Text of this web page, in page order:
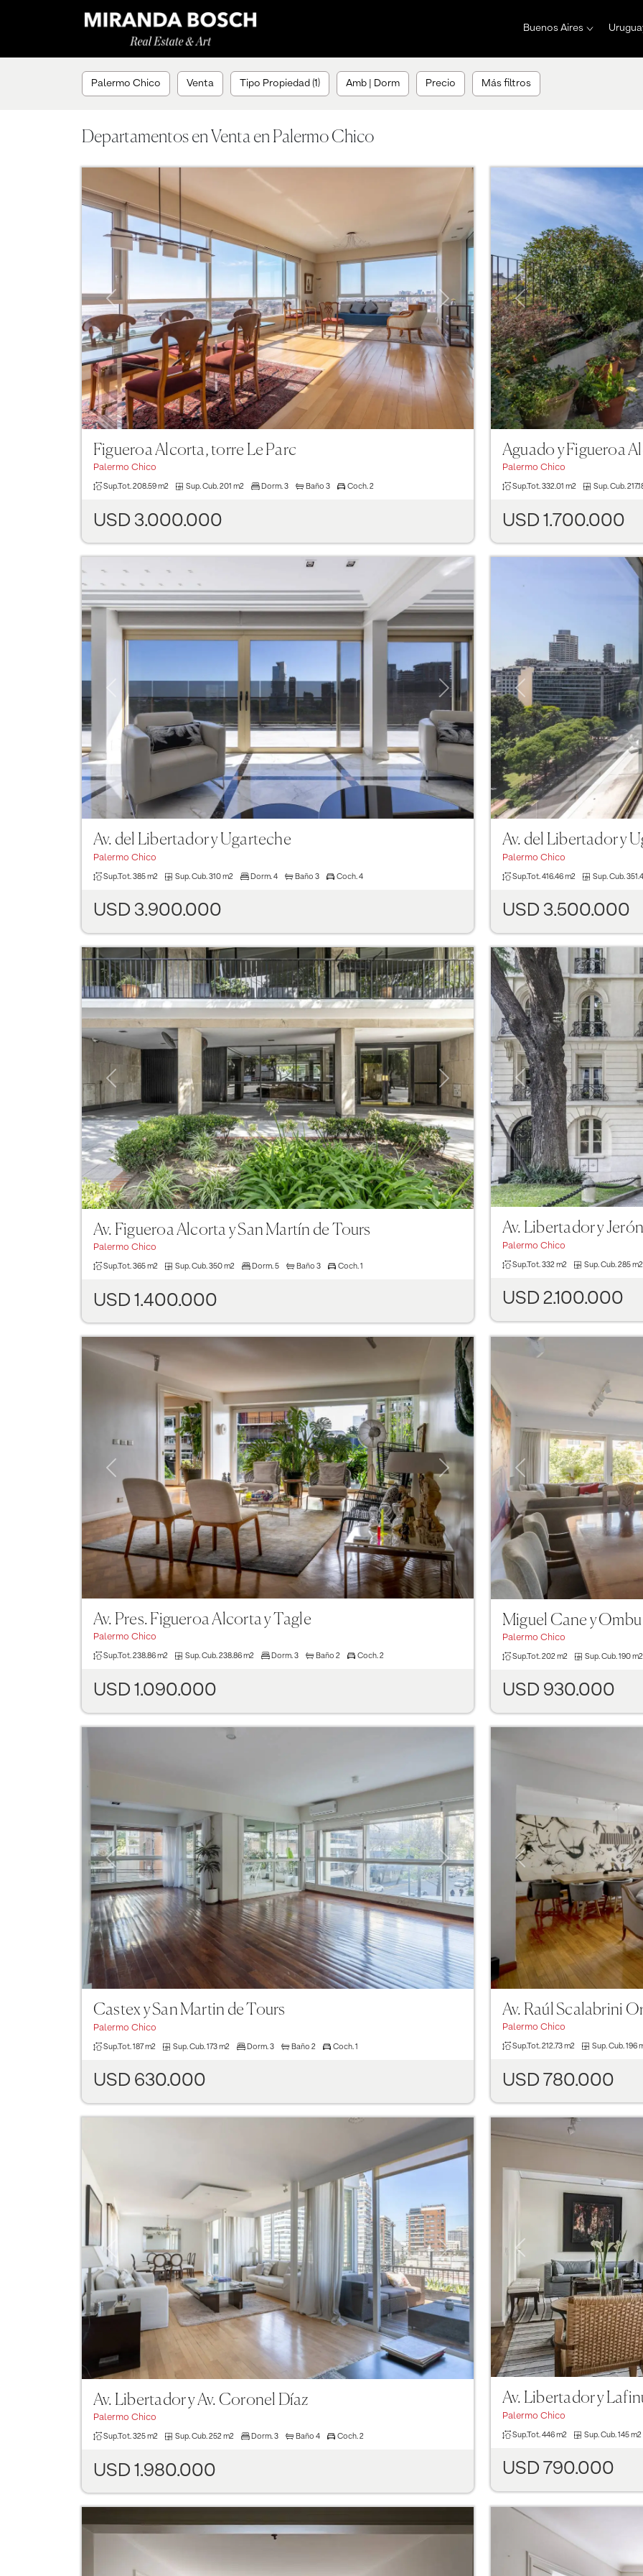
Buenos Aires
Palermo Chico Venta Tipo Propiedad (1) Amb | Dorm Precio Más filtros
Departamentos en Venta en Palermo Chico
Previous
Figueroa Alcorta, torre Le Parc
Palermo Chico
Sup.Tot. 208.59 m2 Sup. Cub. 201 m2 Dorm. 3 Baño 3 Coch. 2
USD 3.000.000
Previous
Aguado y Figueroa
Palermo Chico
Sup.Tot. 332.01 m2 Sup. Cub.
USD 1.700.000
Next
Av. del Libertador y Ugarteche
Palermo Chico
Sup.Tot. 385 m2 Sup. Cub. 310 m2 Dorm. 4 Baño 3 Coch. 4
USD 3.900.000
Previous
Av. del Libertador y
Palermo Chico
Sup.Tot. 416.46 m2 Sup. Cub.
USD 3.500.000
Previous Next
Av. Figueroa Alcorta y San Martín de Tours
Palermo Chico
Sup.Tot. 365 m2 Sup. Cub. 350 m2 Dorm. 5 Baño 3 Coch. 1
USD 1.400.000
Previous
Av. Libertador y
Palermo Chico
Sup.Tot. 332 m2 Sup. Cub. 285 m2
USD 2.100.000
Previous Next
Av. Pres. Figueroa Alcorta y Tagle
Palermo Chico
Sup.Tot.238.86 m2 Sup. Cub.238.86 m2 Dorm.3 Baño 2 Coch.2
USD 1.090.000
Previous
Miguel Cane y Ombu
Palermo Chico
Sup.Tot. 202 m2 Sup. Cub. 190 m2
USD 930.000
Previous Next
Castex y San Martin de Tours
Palermo Chico
Sup.Tot. 187 m2 Sup. Cub. 173 m2 Dorm. 3 Baño 2 Coch. 1
USD 630.000
Previous
Av. Raúl Scalabrini
Palermo Chico
Sup.Tot. 212.73 m2 Sup. Cub. 196
USD 780.000
Previous Next
Av. Libertador y Av. Coronel Díaz
Palermo Chico
Sup.Tot. 325 m2 Sup. Cub. 252 m2 Dorm. 3 Baño 4 Coch. 2
USD 1.980.000
Previous
Av. Libertador y
Palermo Chico
Sup.Tot. 446 m2 Sup. Cub. 145 m2
USD 790.000